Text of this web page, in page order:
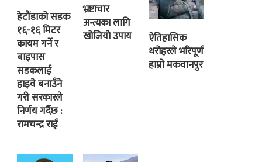
हेटौंडाको सडक
१६-१६ मिटर
कायम गर्ने र
बाइपास
सडकलाई
हाइवे बनाउँने
गरी सरकारले
निर्णय गर्दैछ :
रामचन्द्र राई
भ्रष्टाचार
अन्त्यका लागि
खोजियो उपाय
ऐतिहासिक
धरोहरले भरिपूर्ण
हाम्रो मकवानपुर